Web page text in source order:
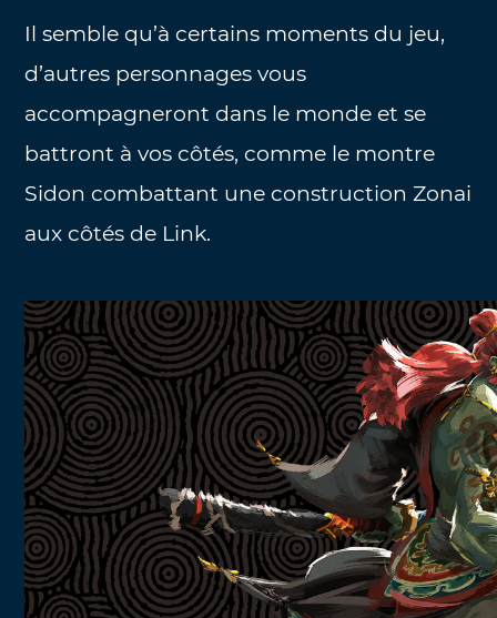
Il semble qu’à certains moments du jeu,
d’autres personnages vous
accompagneront dans le monde et se
battront à vos côtés, comme le montre
Sidon combattant une construction Zonai
aux côtés de Link.